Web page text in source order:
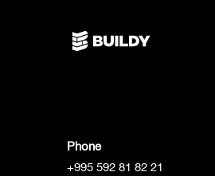
Phone
+995 592 81 82 21